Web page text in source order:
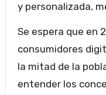
y personalizada,
Se espera que en
consumidores
la mitad de la
entender los